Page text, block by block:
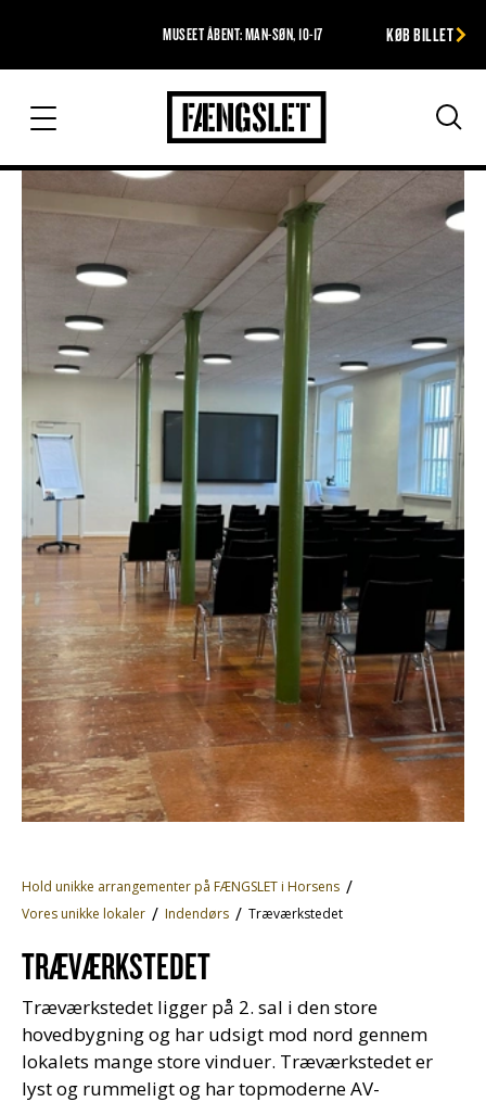
MUSEET ÅBENT: MAN-SØN, 10-17 KØB BILLET
Fængslet
Søg
Hold unikke arrangementer på FÆNGSLET i Horsens
Vores unikke lokaler
Indendørs Træværkstedet
TRÆVÆRKSTEDET
Træværkstedet ligger på 2. sal i den store
hovedbygning og har udsigt mod nord gennem
lokalets mange store vinduer. Træværkstedet er
lyst og rummeligt og har topmoderne AV-